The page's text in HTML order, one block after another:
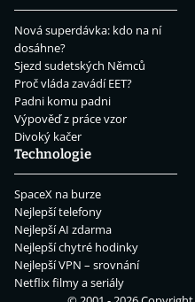
Nová superdávka: kdo na ní
dosáhne?
Sjezd sudetských Němců
Proč vláda zavádí EET?
Padni komu padni
Výpověď z práce vzor
Divoký kačer
Technologie
SpaceX na burze
Nejlepší telefony
Nejlepší AI zdarma
Nejlepší chytré hodinky
Nejlepší VPN – srovnání
Netflix filmy a seriály